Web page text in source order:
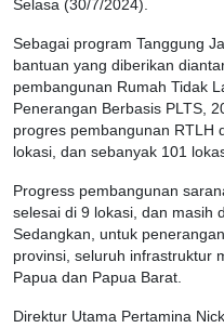
Selasa (30/7/2024).
Sebagai program Tanggung
bantuan yang diberikan
pembangunan Rumah Tidak
Penerangan Berbasis PLTS,
progres pembangunan RTLH
lokasi, dan sebanyak 101
Progress pembangunan
selesai di 9 lokasi, dan masih
Sedangkan, untuk
provinsi, seluruh infrastruktur
Papua dan Papua Barat.
Direktur Utama Pertamina